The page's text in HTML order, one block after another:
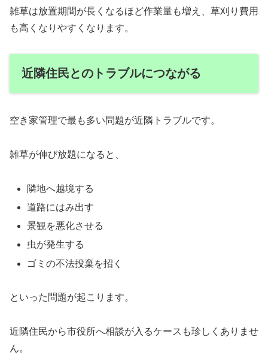
雑草は放置期間が長くなるほど作業量も増え、草刈り費用
も高くなりやすくなります。
近隣住民とのトラブルにつながる
空き家管理で最も多い問題が近隣トラブルです。
雑草が伸び放題になると、
隣地へ越境する
道路にはみ出す
景観を悪化させる
虫が発生する
ゴミの不法投棄を招く
といった問題が起こります。
近隣住民から市役所へ相談が入るケースも珍しくありませ
ん。